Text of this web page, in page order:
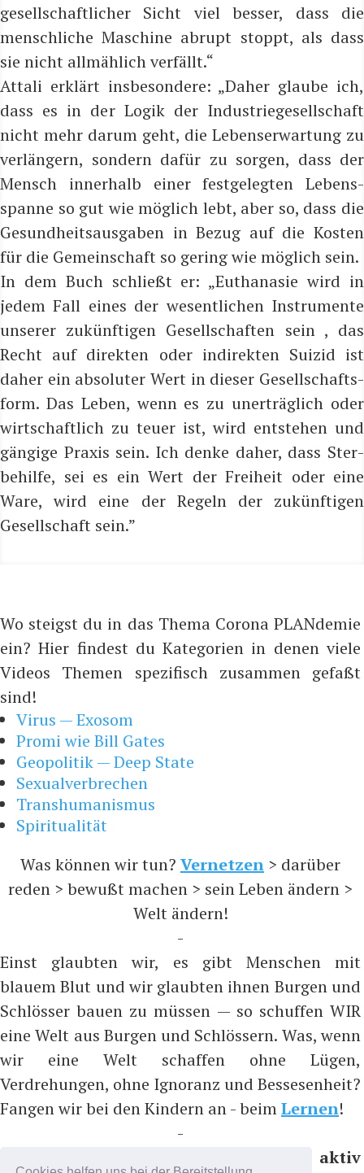
gesell­schaft­li­cher Sicht viel bes­ser, dass die
mensch­li­che Maschi­ne abrupt stoppt, als dass
sie nicht all­mäh­lich ver­fällt.“
Attali erklärt ins­be­son­de­re: „Daher glau­be ich,
dass es in der Logik der Indus­trie­ge­sell­schaft
nicht mehr dar­um geht, die Lebens­er­war­tung zu
ver­län­gern, son­dern dafür zu sor­gen, dass der
Mensch inner­halb einer fest­ge­leg­ten Lebens­
span­ne so gut wie mög­lich lebt, aber so, dass die
Gesund­heits­aus­ga­ben in Bezug auf die Kos­ten
für die Gemein­schaft so gering wie mög­lich sein.
In dem Buch schließt er: „Eutha­na­sie wird in
jedem Fall eines der wesent­li­chen Instru­men­te
unse­rer zukünf­ti­gen Gesell­schaf­ten sein , das
Recht auf direk­ten oder indi­rek­ten Sui­zid ist
daher ein abso­lu­ter Wert in die­ser Gesell­schafts­
form. Das Leben, wenn es zu uner­träg­lich oder
wirt­schaft­lich zu teu­er ist, wird ent­ste­hen und
gän­gi­ge Pra­xis sein. Ich den­ke daher, dass Ster­
be­hil­fe, sei es ein Wert der Frei­heit oder eine
Ware, wird eine der Regeln der zukünf­ti­gen
Gesell­schaft sein.”
Wo steigst du in das Thema Corona PLANdemie
ein? Hier findest du Kategorien in denen viele
Videos Themen spezifisch zusammen gefaßt
sind!
Virus — Exosom
Promi wie Bill Gates
Geopolitik — Deep State
Sexualverbrechen
Transhumanismus
Spiritualität
Was können wir tun? Vernetzen > darüber
reden > bewußt machen > sein Leben ändern >
Welt ändern!
-
Einst glaubten wir, es gibt Menschen mit
blauem Blut und wir glaubten ihnen Burgen und
Schlösser bauen zu müssen — so schuffen WIR
eine Welt aus Burgen und Schlössern. Was, wenn
wir eine Welt schaffen ohne Lügen,
Verdrehungen, ohne Ignoranz und Bessesenheit?
Fangen wir bei den Kindern an - beimLernen!
-
Bitte nicht folgen, sondern aktiv